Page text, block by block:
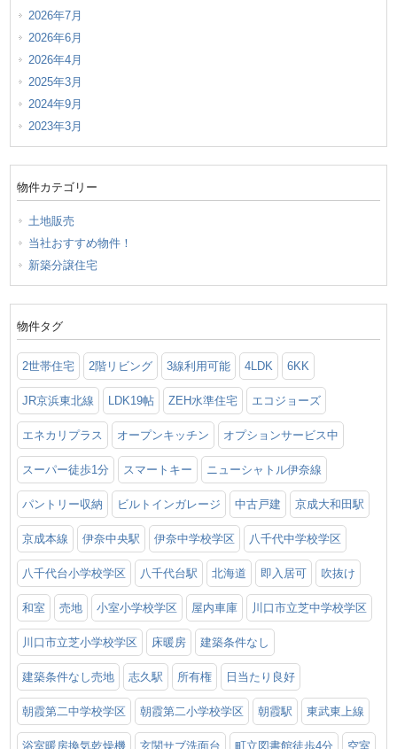
2026年7月
2026年6月
2026年4月
2025年3月
2024年9月
2023年3月
物件カテゴリー
土地販売
当社おすすめ物件！
新築分譲住宅
物件タグ
2世帯住宅 2階リビング 3線利用可能 4LDK 6KK
JR京浜東北線 LDK19帖 ZEH水準住宅 エコジョーズ
エネカリプラス オープンキッチン オプションサービス中
スーパー徒歩1分 スマートキー ニューシャトル伊奈線
パントリー収納 ビルトインガレージ 中古戸建 京成大和田駅
京成本線 伊奈中央駅 伊奈中学校学区 八千代中学校学区
八千代台小学校学区 八千代台駅 北海道 即入居可 吹抜け
和室 売地 小室小学校学区 屋内車庫 川口市立芝中学校学区
川口市立芝小学校学区 床暖房 建築条件なし
建築条件なし売地 志久駅 所有権 日当たり良好
朝霞第二中学校学区 朝霞第二小学校学区 朝霞駅 東武東上線
浴室暖房換気乾燥機 玄関サブ洗面台 町立図書館徒歩4分 空室